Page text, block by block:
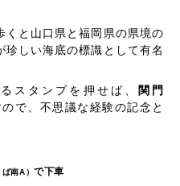
くと山口県と福岡県の県境の
しい海底の標識として有名
スタンプを押せば、
関門
で、不思議な経験の記念と
ば南A）で下車